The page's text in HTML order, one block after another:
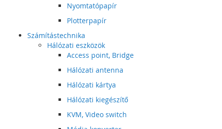
Nyomtatópapír
Plotterpapír
Számítástechnika
Hálózati eszközök
Access point, Bridge
Hálózati antenna
Hálózati kártya
Hálózati kiegészítő
KVM, Video switch